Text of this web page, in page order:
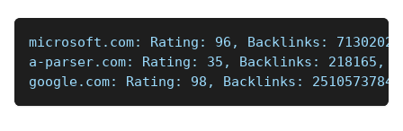
microsoft.com: Rating: 96, Backlinks:
a-parser.com: Rating: 35, Backlinks: 218165,
google.com: Rating: 98, Backlinks: